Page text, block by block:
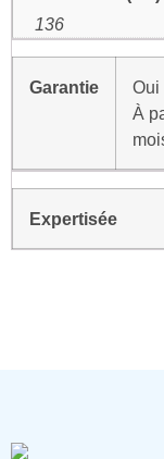
136
Garantie
Oui
À
Expertisée